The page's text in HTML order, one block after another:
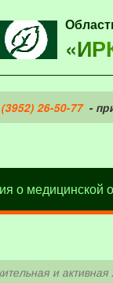
26-50-77-
о медицинской
и активная